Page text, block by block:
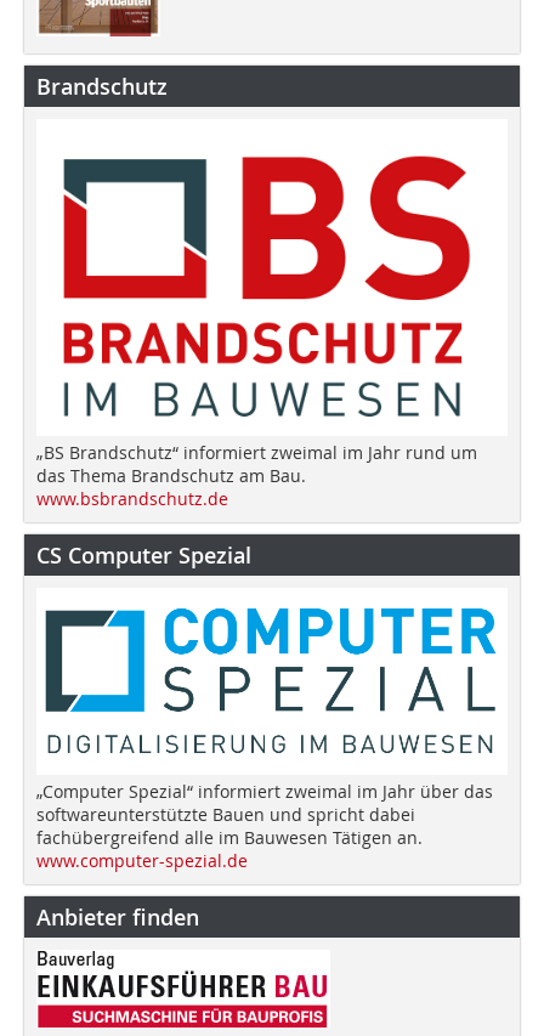
Brandschutz
„BS Brandschutz“ informiert zweimal im Jahr rund um
das Thema Brandschutz am Bau.
www.bsbrandschutz.de
CS Computer Spezial
„Computer Spezial“ informiert zweimal im Jahr über das
softwareunterstützte Bauen und spricht dabei
fachübergreifend alle im Bauwesen Tätigen an.
www.computer-spezial.de
Anbieter finden